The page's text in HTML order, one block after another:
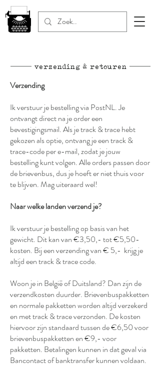
verzending & retouren
Verzending
Ik verstuur je bestelling via PostNL. Je
ontvangt direct na je order een
bevestigingsmail. Als je track & trace hebt
gekozen als optie, ontvang je een track &
trace-code per e-mail, zodat je jouw
bestelling kunt volgen. Alle orders passen door
de brievenbus, dus je hoeft er niet thuis voor
te blijven. Mag uiteraard wel!
Naar welke landen verzend je?
Ik verstuur je bestelling op basis van het
gewicht. Dit kan van €3,50,- tot €5,50-
kosten. Bij een verzending van € 5,- krijg je
altijd een track & trace code.
Woon je in België of Duitsland? Dan zijn de
verzendkosten duurder. Brievenbuspakketten
en normale pakketten worden altijd verzekerd
en met track & trace verzonden. De kosten
hiervoor zijn standaard tussen de €6,50 voor
brievenbuspakketten en €9,- voor
pakketten. Betalingen kunnen in dat geval via
Bancontact of banktransfer kunnen voldaan.